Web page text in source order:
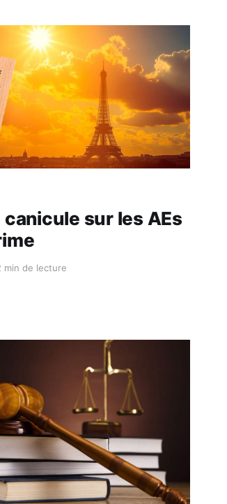
canicule sur les AEs
min de lecture